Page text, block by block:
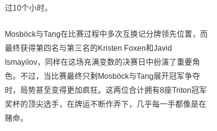
过10个小时。
Mosböck与Tang在比赛过程中多次互换记分牌领先位置，而
最终获得第四名与第三名的Kristen Foxen和Javid
Ismayilov，同样在这场充满变数的决赛日中扮演了重要角
色。不过，当比赛最终只剩Mosböck与Tang展开冠军争夺
时，局势甚至变得更加疯狂。这两位合计拥有8座Triton冠军
奖杯的顶尖选手，在牌运不断作弄下，几乎每一手都像是在
赌命。